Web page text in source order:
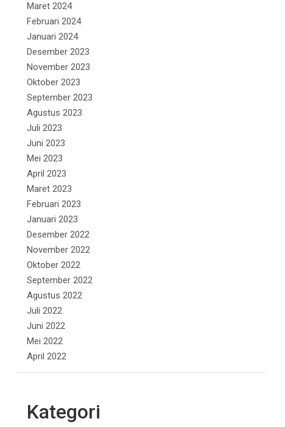
Maret 2024
Februari 2024
Januari 2024
Desember 2023
November 2023
Oktober 2023
September 2023
Agustus 2023
Juli 2023
Juni 2023
Mei 2023
April 2023
Maret 2023
Februari 2023
Januari 2023
Desember 2022
November 2022
Oktober 2022
September 2022
Agustus 2022
Juli 2022
Juni 2022
Mei 2022
April 2022
Kategori